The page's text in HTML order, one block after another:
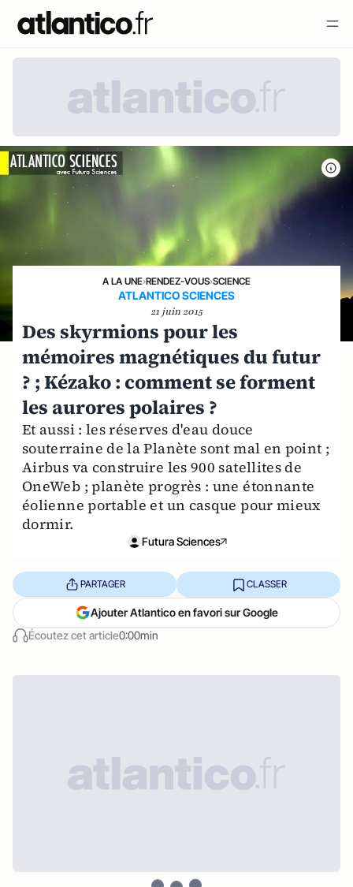
A LA UNE›RENDEZ-VOUS›SCIENCE
ATLANTICO SCIENCES
21 juin 2015
Des skyrmions pour les
mémoires magnétiques du futur
? ; Kézako : comment se forment
les aurores polaires ?
Et aussi : les réserves d'eau douce
souterraine de la Planète sont mal en point ;
Airbus va construire les 900 satellites de
OneWeb ; planète progrès : une étonnante
éolienne portable et un casque pour mieux
dormir.
Futura Sciences
Écoutez cet article0:00min
PARTAGER CLASSER
Ajouter Atlantico en favori sur Google